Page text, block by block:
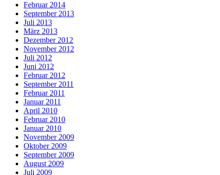
Februar 2014
September 2013
Juli 2013
März 2013
Dezember 2012
November 2012
Juli 2012
Juni 2012
Februar 2012
September 2011
Februar 2011
Januar 2011
April 2010
Februar 2010
Januar 2010
November 2009
Oktober 2009
September 2009
August 2009
Juli 2009